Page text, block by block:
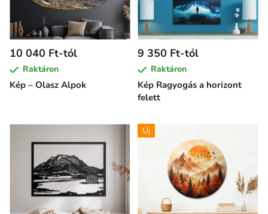
Kép – Olasz Alpok
10 040 Ft-tól
Raktáron
Kép Ragyogás a horizont
felett
9 350 Ft-tól
Raktáron
Új